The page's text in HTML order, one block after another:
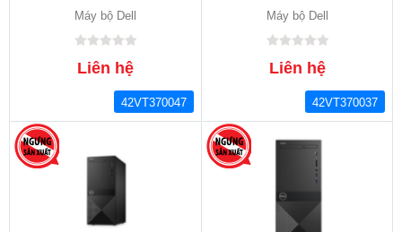
Máy bộ Dell
Liên hệ
42VT370047
Máy bộ Dell
Liên hệ
42VT370037